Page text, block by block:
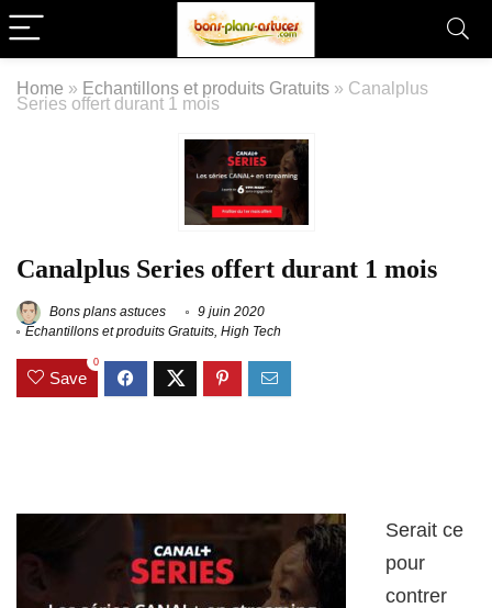
Home » Echantillons et produits Gratuits » Canalplus
Series offert durant 1 mois
Canalplus Series offert durant 1 mois
Bons plans astuces
9 juin 2020
Echantillons et produits Gratuits, High Tech
Save
0
Serait ce
pour
contrer